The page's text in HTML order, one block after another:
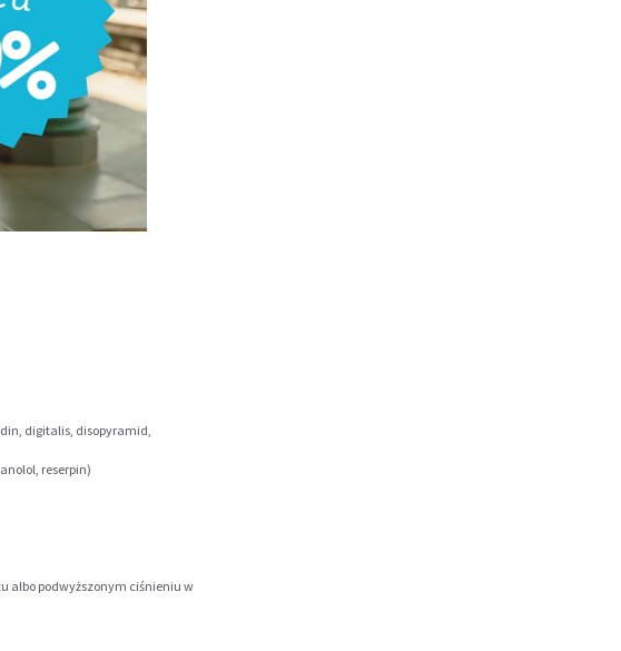
digitalis, disopyramid,
reserpin)
albo podwyższonym ciśnieniu w